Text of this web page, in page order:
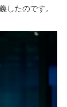
したのです。